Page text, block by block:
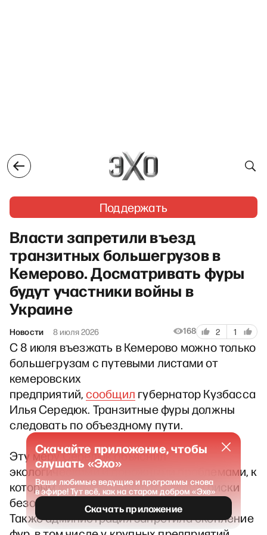
Поддержать
Власти запретили въезд
транзитных большегрузов в
Кемерово. Досматривать фуры
будут участники войны в
Украине
Новости 8 июля 2026 168 2 1
С 8 июля въезжать в Кемерово можно только
большегрузам с путевыми листами от
кемеровских
предприятий,сообщил губернатор Кузбасса
Илья Середюк. Транзитные фуры должны
следовать по объездному пути.
Эту меру Середюк объяснил
экологическими и дорожными проблемами, к
которым «теперь добавились ещё и риски
безопасности – в том числе атак БПЛА».
Также администрация запретила скопление
Скачайте приложение, чтобы
слушать «Эхо»
Ваши любимые ведущие и программы снова
в эфире! Тут всё, как на старом добром «Эхе»
Скачать приложение